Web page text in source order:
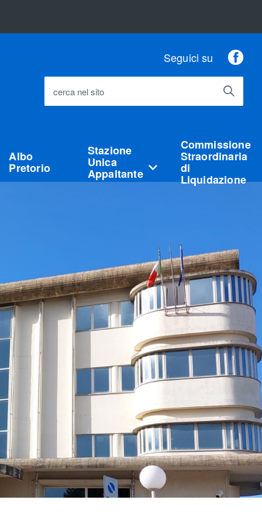
Seguici su
cerca nel sito
Albo
Pretorio
Stazione
Unica
Appaltante
Commissione
Straordinaria
di
Liquidazione